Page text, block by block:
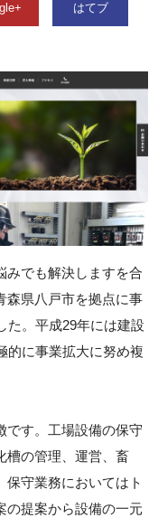
はてブ
みでも解決しますを合
森県八戸市を拠点に事
た。平成29年には建設
的に事業拡大に努め複
です。工場設備の保守
槽の管理、運営、畜
保守業務においてはト
の提案から設備の一元